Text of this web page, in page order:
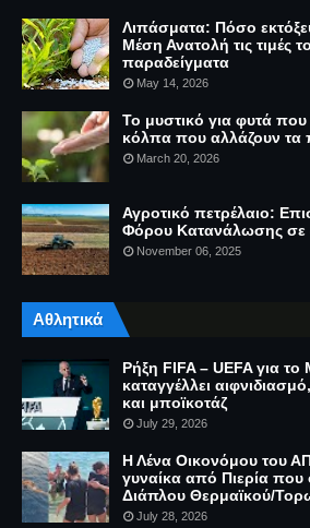
Λιπάσματα: Πόσο
Μέση Ανατολή τις τιμές
παραδείγματα
May 14, 2026
Το μυστικό για φυτά
κόλπα που αλλάζουν τα
March 20, 2026
Αγροτικό πετρέλαιο:
Φόρου Κατανάλωσης σε
November 06, 2025
Αθλητικά
Ρήξη FIFA – UEFA για το
καταγγέλλει
και μποϊκοτάζ
July 29, 2026
Η Λένα Οικονόμου του
γυναίκα από Πιερία
Διάπλου Θερμαϊκού/
July 28, 2026